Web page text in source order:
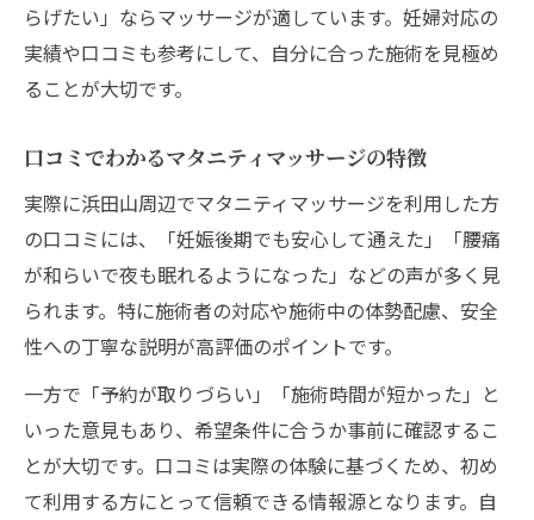
らげたい」ならマッサージが適しています。妊婦対応の
実績や口コミも参考にして、自分に合った施術を見極め
ることが大切です。
口コミでわかるマタニティマッサージの特徴
実際に浜田山周辺でマタニティマッサージを利用した方
の口コミには、「妊娠後期でも安心して通えた」「腰痛
が和らいで夜も眠れるようになった」などの声が多く見
られます。特に施術者の対応や施術中の体勢配慮、安全
性への丁寧な説明が高評価のポイントです。
一方で「予約が取りづらい」「施術時間が短かった」と
いった意見もあり、希望条件に合うか事前に確認するこ
とが大切です。口コミは実際の体験に基づくため、初め
て利用する方にとって信頼できる情報源となります。自